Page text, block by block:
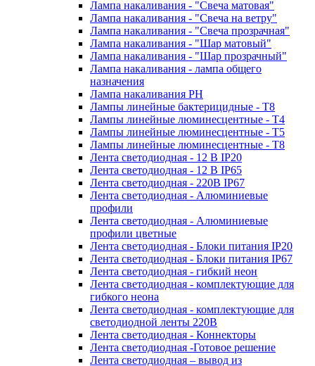
Лампа накаливания - "Свеча матовая"
Лампа накаливания - "Свеча на ветру"
Лампа накаливания - "Свеча прозрачная"
Лампа накаливания - "Шар матовый"
Лампа накаливания - "Шар прозрачный"
Лампа накаливания - лампа общего
назначения
Лампа накаливания РН
Лампы линейные бактерицидные - Т8
Лампы линейные люминесцентные - Т4
Лампы линейные люминесцентные - Т5
Лампы линейные люминесцентные - Т8
Лента светодиодная - 12 В IP20
Лента светодиодная - 12 В IP65
Лента светодиодная - 220В IP67
Лента светодиодная - Алюминиевые
профили
Лента светодиодная - Алюминиевые
профили цветные
Лента светодиодная - Блоки питания IP20
Лента светодиодная - Блоки питания IP67
Лента светодиодная - гибкий неон
Лента светодиодная - комплектующие для
гибкого неона
Лента светодиодная - комплектующие для
светодиодной ленты 220В
Лента светодиодная - Коннекторы
Лента светодиодная -Готовое решение
Лента светодиодная – вывод из